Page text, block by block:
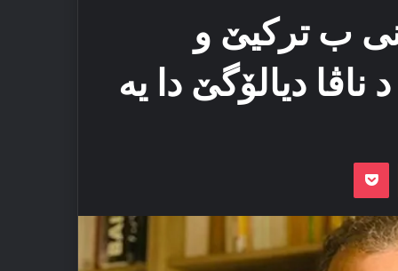
ب ترکیێ و
دیالۆگێ دا یه‌
Odnoklassniki
Pocket